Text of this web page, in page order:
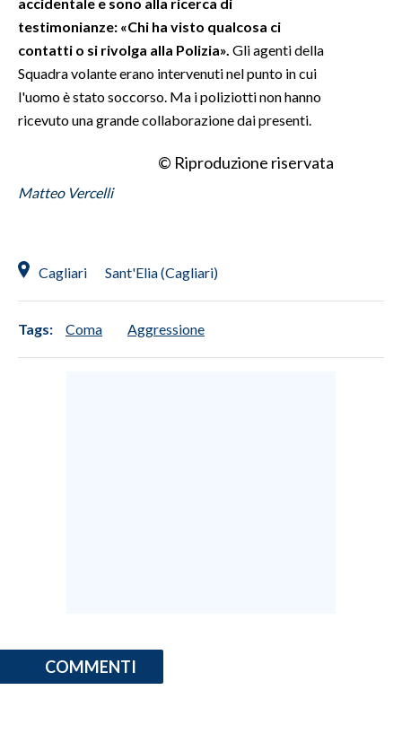
testimonianze: «Chi ha visto qualcosa ci
contatti o si rivolga alla Polizia». Gli agenti della
Squadra volante erano intervenuti nel punto in cui
l'uomo è stato soccorso. Ma i poliziotti non hanno
ricevuto una grande collaborazione dai presenti.
© Riproduzione riservata
Matteo Vercelli
Cagliari Sant'Elia (Cagliari)
Tags: Coma Aggressione
COMMENTI